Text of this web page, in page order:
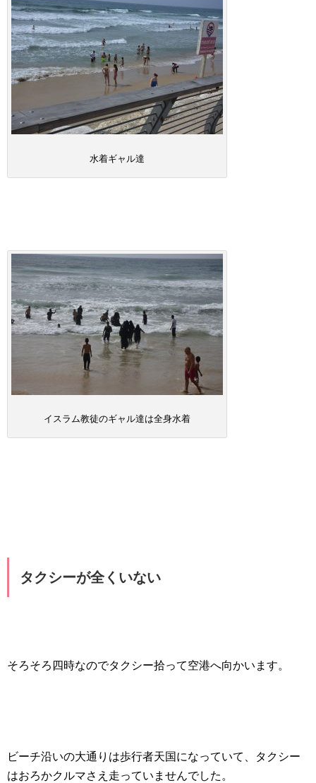
水着ギャル達
イスラム教徒のギャル達は全身水着
タクシーが全くいない
そろそろ四時なのでタクシー拾って空港へ向かいます。
ビーチ沿いの大通りは歩行者天国になっていて、タクシー
はおろかクルマさえ走っていませんでした。